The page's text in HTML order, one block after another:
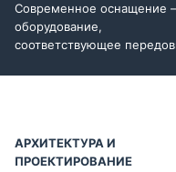
Современное оснащение
оборудование,
соответствующее
АРХИТЕКТУРА И
ПРОЕКТИРОВАНИЕ